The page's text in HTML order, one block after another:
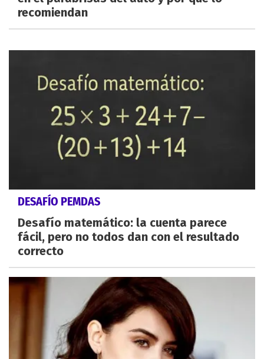
recomiendan
DESAFÍO PEMDAS
Desafío matemático: la cuenta parece
fácil, pero no todos dan con el resultado
correcto